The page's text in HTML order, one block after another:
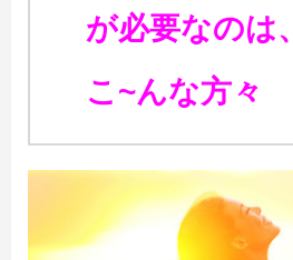
が必要なのは、
こ~んな方々